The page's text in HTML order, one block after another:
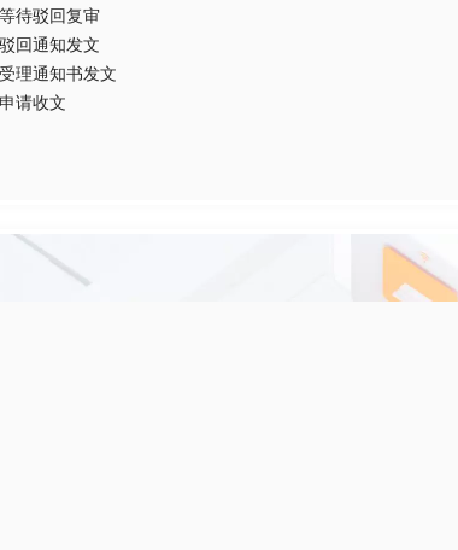
等待驳回复审
驳回通知发文
受理通知书发文
申请收文